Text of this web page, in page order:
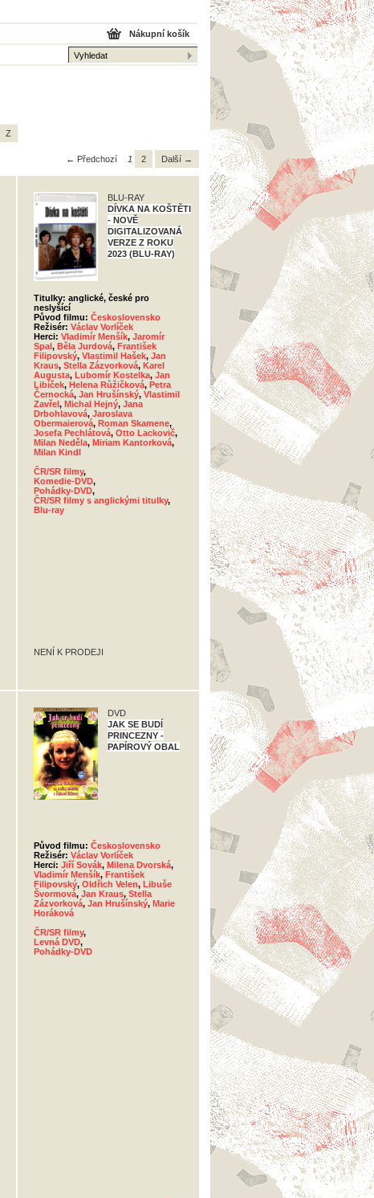
Nákupní košík
Z
← Předchozí 1 2 Další →
BLU-RAY
DÍVKA NA KOŠTĚTI
- NOVĚ
DIGITALIZOVANÁ
VERZE Z ROKU
2023 (BLU-RAY)
Titulky: anglické, české pro
neslyšící
Původ filmu: Československo
Režisér: Václav Vorlíček
Herci: Vladimír Menšík, Jaromír
Spal, Běla Jurdová, František
Filipovský, Vlastimil Hašek, Jan
Kraus, Stella Zázvorková, Karel
Augusta, Lubomír Kostelka, Jan
Libíček, Helena Růžičková, Petra
Černocká, Jan Hrušínský, Vlastimil
Zavřel, Michal Hejný, Jana
Drbohlavová, Jaroslava
Obermaierová, Roman Skamene,
Josefa Pechlátová, Otto Lackovič,
Milan Neděla, Miriam Kantorková,
Milan Kindl
ČR/SR filmy,
Komedie-DVD,
Pohádky-DVD,
ČR/SR filmy s anglickými titulky,
Blu-ray
NENÍ K PRODEJI
DVD
JAK SE BUDÍ
PRINCEZNY -
PAPÍROVÝ OBAL
Původ filmu: Československo
Režisér: Václav Vorlíček
Herci: Jiří Sovák, Milena Dvorská,
Vladimír Menšík, František
Filipovský, Oldřich Velen, Libuše
Švormová, Jan Kraus, Stella
Zázvorková, Jan Hrušínský, Marie
Horáková
ČR/SR filmy,
Levná DVD,
Pohádky-DVD